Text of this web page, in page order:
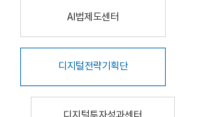
AI법제도센터
디지털전략기획단